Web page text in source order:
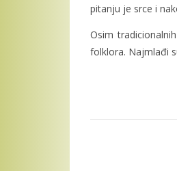
pitanju je srce i
Osim
folklora. Najmlađi